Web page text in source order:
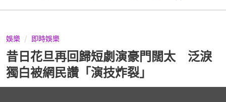
娛樂 即時娛樂
昔日花旦再回歸短劇演豪門闊太 泛淚
獨白被網民讚「演技炸裂」